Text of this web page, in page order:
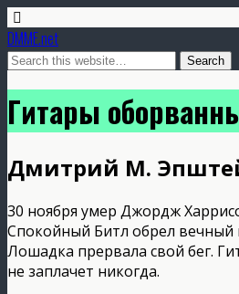
DMME.net
Гитары
Дмитрий М.
30 ноября умер Джордж
Спокойный Битл обрел вечный
Лошадка прервала свой бег.
не заплачет никогда.